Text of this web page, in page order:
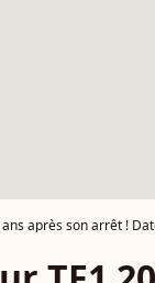
son arrêt ! Date de